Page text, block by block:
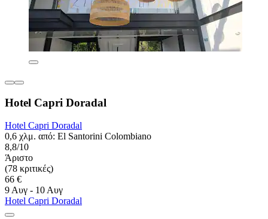
Hotel Capri Doradal
Hotel Capri Doradal
0,6 χλμ. από: El Santorini Colombiano
8,8/10
Άριστο
(78 κριτικές)
66 €
9 Αυγ - 10 Αυγ
Hotel Capri Doradal